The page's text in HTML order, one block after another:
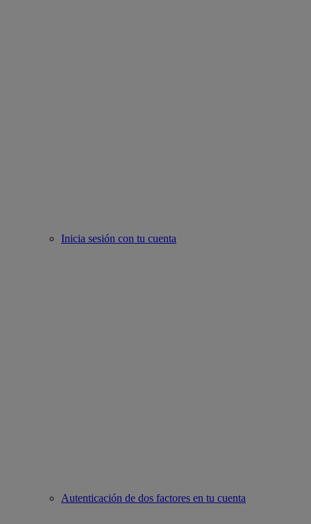
Inicia sesión con tu cuenta
Autenticación de dos factores en tu cuenta